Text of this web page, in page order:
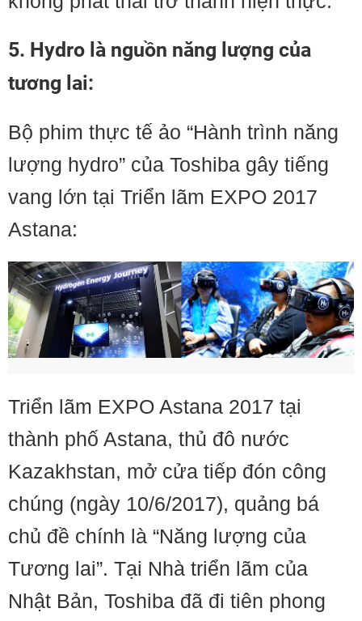
5. Hydro là nguồn năng lượng của
tương lai:
Bộ phim thực tế ảo “Hành trình năng
lượng hydro” của Toshiba gây tiếng
vang lớn tại Triển lãm EXPO 2017
Astana:
Triển lãm EXPO Astana 2017 tại
thành phố Astana, thủ đô nước
Kazakhstan, mở cửa tiếp đón công
chúng (ngày 10/6/2017), quảng bá
chủ đề chính là “Năng lượng của
Tương lai”. Tại Nhà triển lãm của
Nhật Bản, Toshiba đã đi tiên phong